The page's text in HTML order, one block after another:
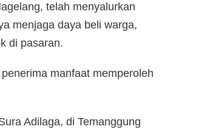
telah menyalurkan
menjaga daya beli warga,
di pasaran.
manfaat memperoleh
Adilaga, di Temanggung